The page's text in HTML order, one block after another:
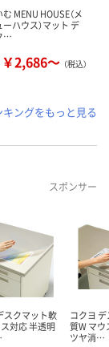
む MENU HOUSE（メ
ーハウス）マット デ
…
￥2,686～ （税込）
キングをもっと見る
スポンサー
スクマット軟
対応 半透明
コクヨ
質W マウ
ツヤ消…